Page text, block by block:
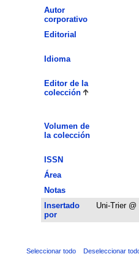
Autor
corporativo
Editorial
Idioma
Editor de la
colección
Volumen de
la colección
ISSN
Área
Notas
Insertado
por
Uni-Trier
Seleccionar todo Deseleccionar